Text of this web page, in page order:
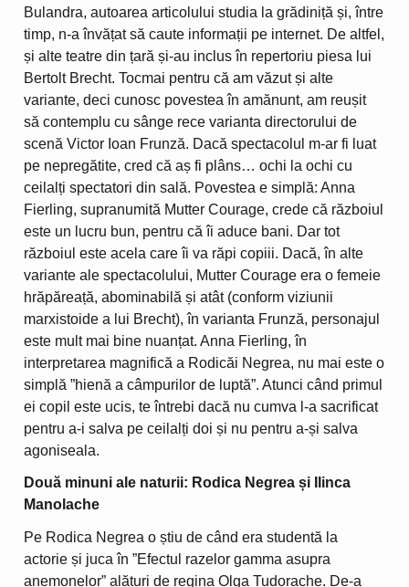
Bulandra, autoarea articolului studia la grădiniță și, între
timp, n-a învățat să caute informații pe internet. De altfel,
și alte teatre din țară și-au inclus în repertoriu piesa lui
Bertolt Brecht. Tocmai pentru că am văzut și alte
variante, deci cunosc povestea în amănunt, am reușit
să contemplu cu sânge rece varianta directorului de
scenă Victor Ioan Frunză. Dacă spectacolul m-ar fi luat
pe nepregătite, cred că aș fi plâns… ochi la ochi cu
ceilalți spectatori din sală. Povestea e simplă: Anna
Fierling, supranumită Mutter Courage, crede că războiul
este un lucru bun, pentru că îi aduce bani. Dar tot
războiul este acela care îi va răpi copiii. Dacă, în alte
variante ale spectacolului, Mutter Courage era o femeie
hrăpăreață, abominabilă și atât (conform viziunii
marxistoide a lui Brecht), în varianta Frunză, personajul
este mult mai bine nuanțat. Anna Fierling, în
interpretarea magnifică a Rodicăi Negrea, nu mai este o
simplă ”hienă a câmpurilor de luptă”. Atunci când primul
ei copil este ucis, te întrebi dacă nu cumva l-a sacrificat
pentru a-i salva pe ceilalți doi și nu pentru a-și salva
agoniseala.
Două minuni ale naturii: Rodica Negrea și Ilinca
Manolache
Pe Rodica Negrea o știu de când era studentă la
actorie și juca în ”Efectul razelor gamma asupra
anemonelor” alături de regina Olga Tudorache. De-a